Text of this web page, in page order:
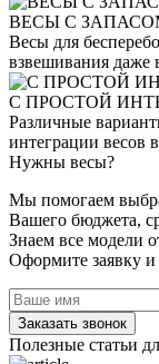
ВЕСЫ С
Весы для
взвешивания даже
С ПРОСТОЙ
Различные
интеграции весов
Нужны весы?
Мы помогаем
Вашего бюджета,
Знаем все модели
Оформите заявку и
Полезные статьи